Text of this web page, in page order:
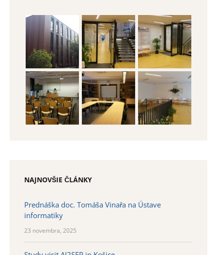
NAJNOVŠIE ČLÁNKY
Prednáška doc. Tomáša Vinařa na Ústave
informatiky
23 novembra, 2025